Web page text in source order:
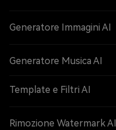
Generatore Immagini AI
Generatore Musica AI
Template e Filtri AI
Rimozione Watermark AI